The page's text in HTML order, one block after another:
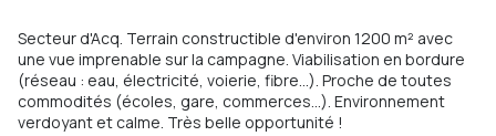
Secteur d'Acq. Terrain constructible d'environ 1200 m² avec
une vue imprenable sur la campagne. Viabilisation en bordure
(réseau : eau, électricité, voierie, fibre...). Proche de toutes
commodités (écoles, gare, commerces...). Environnement
verdoyant et calme. Très belle opportunité !